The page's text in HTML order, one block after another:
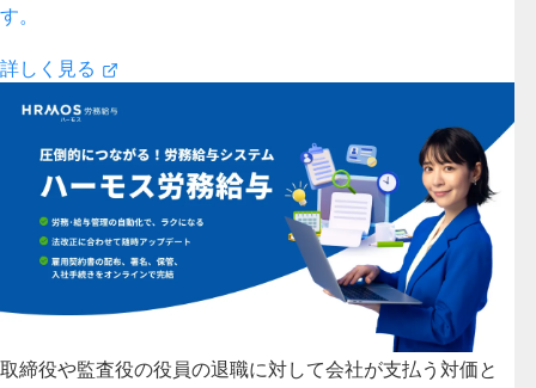
す。
詳しく見る
取締役や監査役の役員の退職に対して会社が支払う対価と